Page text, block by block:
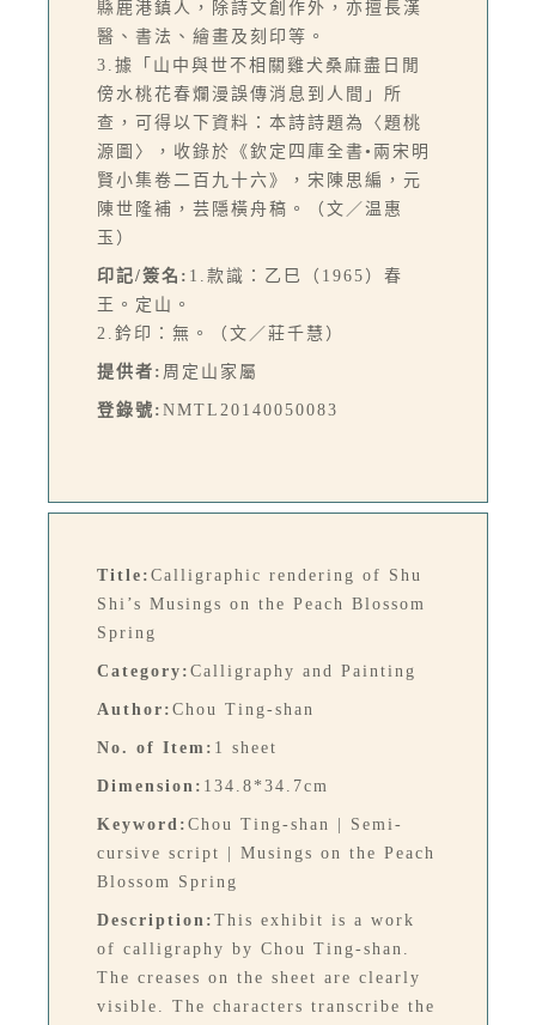
縣鹿港鎮人，除詩文創作外，亦擅長漢
醫、書法、繪畫及刻印等。
3.據「山中與世不相關雞犬桑麻盡日閒
傍水桃花春爛漫誤傳消息到人間」所
查，可得以下資料：本詩詩題為〈題桃
源圖〉，收錄於《欽定四庫全書•兩宋明
賢小集卷二百九十六》，宋陳思編，元
陳世隆補，芸隱橫舟稿。（文／温惠
玉）
印記/簽名: 1.款識：乙巳（1965）春
王。定山。
2.鈐印：無。（文／莊千慧）
提供者: 周定山家屬
登錄號: NMTL20140050083
Title: Calligraphic rendering of Shu
Shi’s Musings on the Peach Blossom
Spring
Category: Calligraphy and Painting
Author: Chou Ting-shan
No. of Item: 1 sheet
Dimension: 134.8*34.7cm
Keyword: Chou Ting-shan | Semi-
cursive script | Musings on the Peach
Blossom Spring
Description: This exhibit is a work
of calligraphy by Chou Ting-shan.
The creases on the sheet are clearly
visible. The characters transcribe the